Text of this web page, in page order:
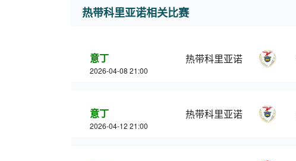
热带科里亚诺相关比赛
意丁
2026-04-08 21:00
热带科里亚诺
意丁
2026-04-12 21:00
热带科里亚诺